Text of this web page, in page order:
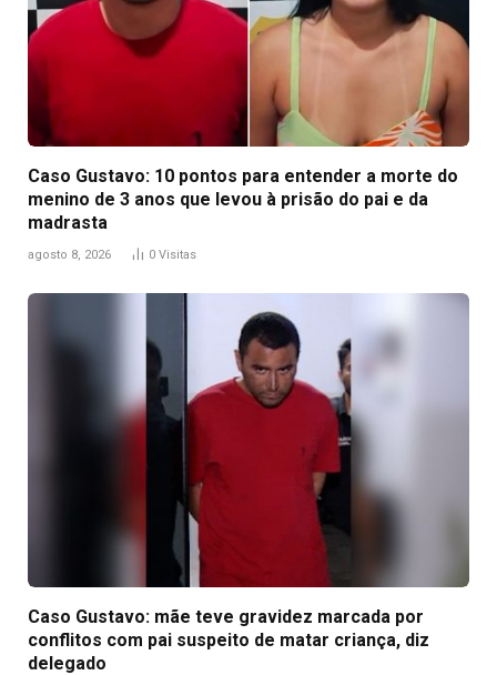
Caso Gustavo: 10 pontos para entender a morte do
menino de 3 anos que levou à prisão do pai e da
madrasta
agosto 8, 2026 0 Visitas
Caso Gustavo: mãe teve gravidez marcada por
conflitos com pai suspeito de matar criança, diz
delegado